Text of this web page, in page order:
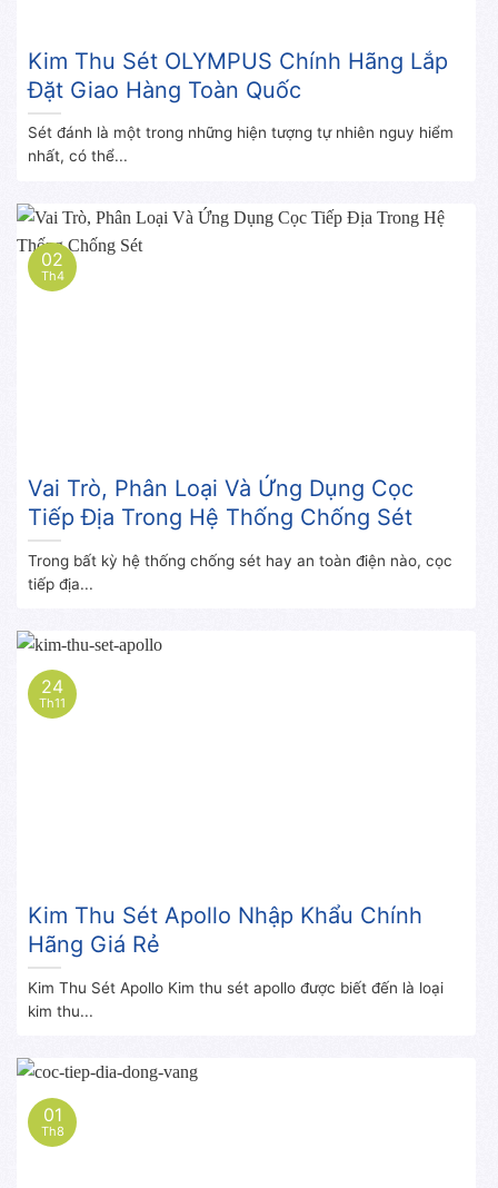
Kim Thu Sét OLYMPUS Chính Hãng Lắp
Đặt Giao Hàng Toàn Quốc
Sét đánh là một trong những hiện tượng tự nhiên nguy hiểm
nhất, có thể...
Vai Trò, Phân Loại Và Ứng Dụng Cọc
Tiếp Địa Trong Hệ Thống Chống Sét
Trong bất kỳ hệ thống chống sét hay an toàn điện nào, cọc
tiếp địa...
02
Th4
Kim Thu Sét Apollo Nhập Khẩu Chính
Hãng Giá Rẻ
Kim Thu Sét Apollo Kim thu sét apollo được biết đến là loại
kim thu...
24
Th11
01
Th8